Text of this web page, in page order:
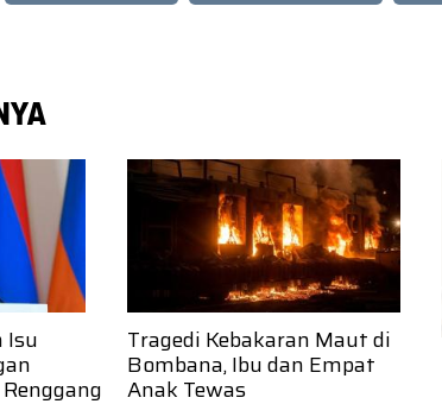
Isu Tragedi Kebakaran Maut di
Bombana, Ibu dan Empat
Anak Tewas